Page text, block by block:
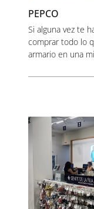
PEPCO
Si alguna vez te
comprar todo lo
armario en una